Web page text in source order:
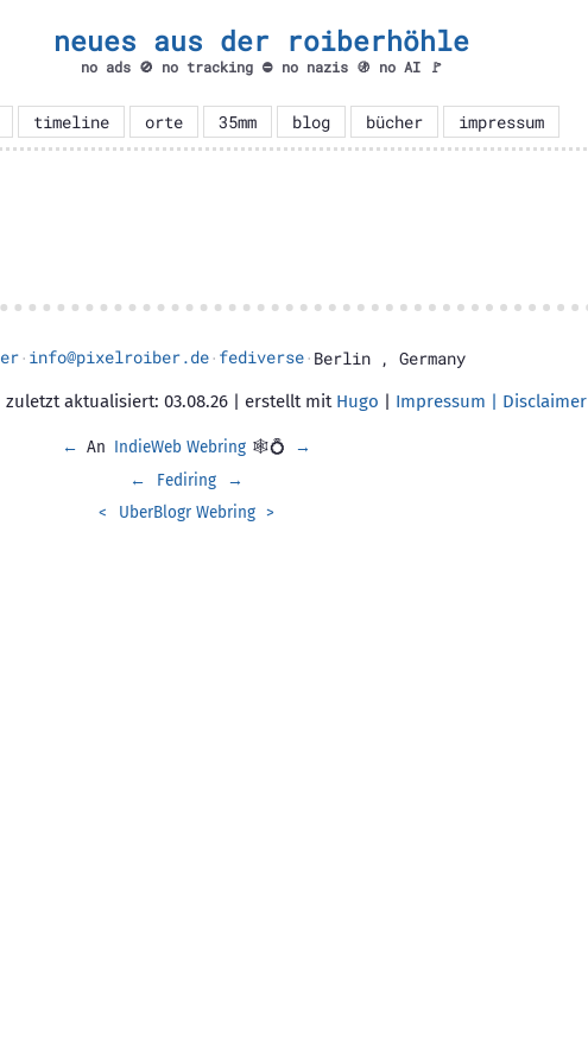
neues aus der roiberhöhle
no ads 🚫 no tracking ⛔ no nazis 🚯 no AI 🚩
timeline orte 35mm blog bücher impressum
· info@pixelroiber.de· fediverse· Berlin , Germany
| zuletzt aktualisiert: 03.08.26 | erstellt mit Hugo | Impressum | Disclaimer
← An IndieWeb Webring 🕸💍
→
←
Fediring
→
<
UberBlogr Webring >